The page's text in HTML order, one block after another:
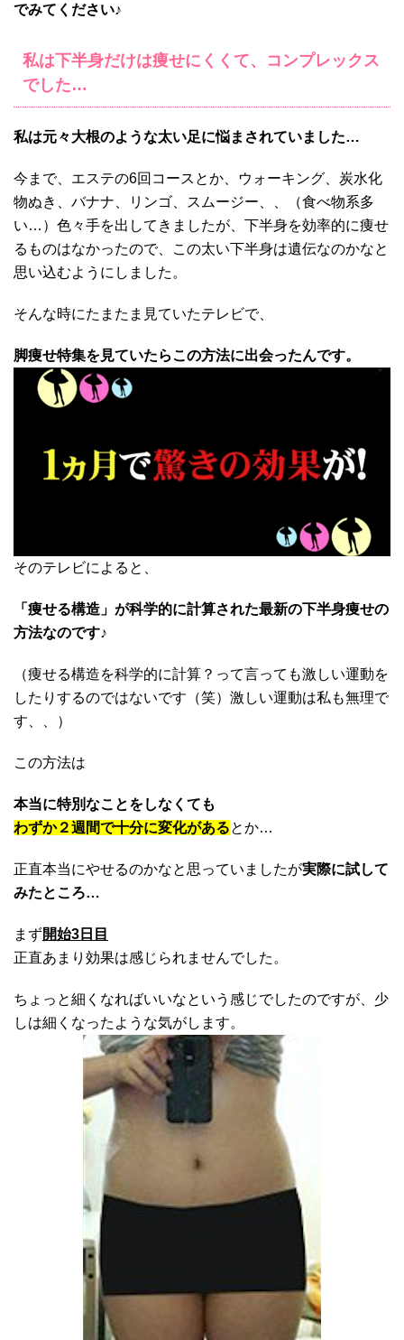
でみてください♪
私は下半身だけは痩せにくくて、コンプレックス
でした…
私は元々大根のような太い足に悩まされていました…
今まで、エステの6回コースとか、ウォーキング、炭水化
物ぬき、バナナ、リンゴ、スムージー、、（食べ物系多
い…）色々手を出してきましたが、下半身を効率的に痩せ
るものはなかったので、この太い下半身は遺伝なのかなと
思い込むようにしました。
そんな時にたまたま見ていたテレビで、
脚痩せ特集を見ていたらこの方法に出会ったんです。
そのテレビによると、
「痩せる構造」が科学的に計算された最新の下半身痩せの
方法なのです♪
（痩せる構造を科学的に計算？って言っても激しい運動を
したりするのではないです（笑）激しい運動は私も無理で
す、、）
この方法は
本当に特別なことをしなくても
わずか２週間で十分に変化があるとか…
正直本当にやせるのかなと思っていましたが実際に試して
みたところ…
まず開始3日目
正直あまり効果は感じられませんでした。
ちょっと細くなればいいなという感じでしたのですが、少
しは細くなったような気がします。